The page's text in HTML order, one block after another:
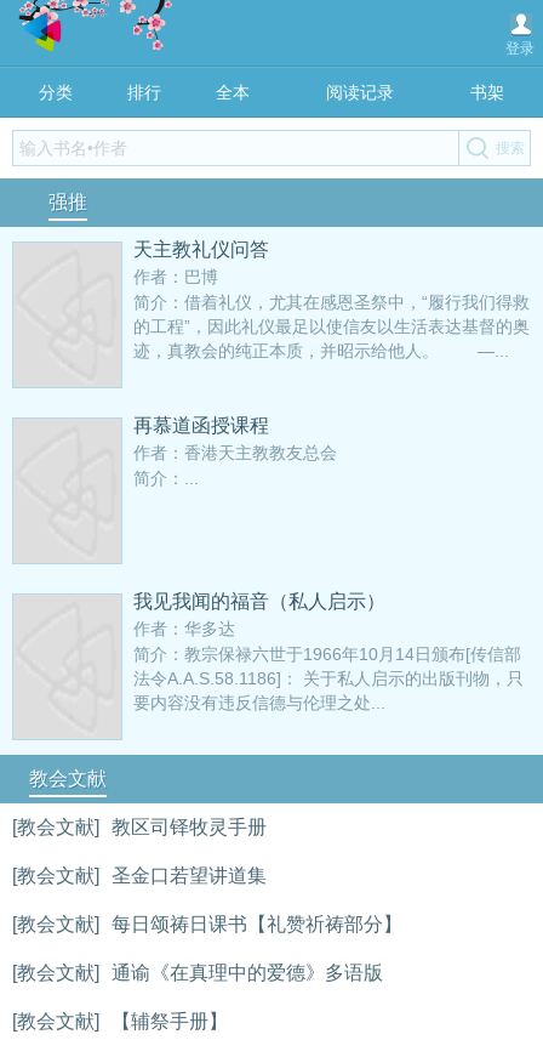
登录
分类 排行 全本 阅读记录 书架
强推
天主教礼仪问答
作者：巴博
简介：借着礼仪，尤其在感恩圣祭中，“履行我们得救
的工程”，因此礼仪最足以使信友以生活表达基督的奥
迹，真教会的纯正本质，并昭示给他人。 —...
再慕道函授课程
作者：香港天主教教友总会
简介：...
我见我闻的福音（私人启示）
作者：华多达
简介：教宗保禄六世于1966年10月14日颁布[传信部
法令A.A.S.58.1186]： 关于私人启示的出版刊物，只
要内容没有违反信德与伦理之处...
教会文献
[教会文献] 教区司铎牧灵手册
[教会文献] 圣金口若望讲道集
[教会文献] 每日颂祷日课书【礼赞祈祷部分】
[教会文献] 通谕《在真理中的爱德》多语版
[教会文献] 【辅祭手册】